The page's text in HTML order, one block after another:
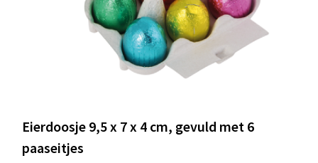
Eierdoosje 9,5 x 7 x 4 cm, gevuld met 6
paaseitjes